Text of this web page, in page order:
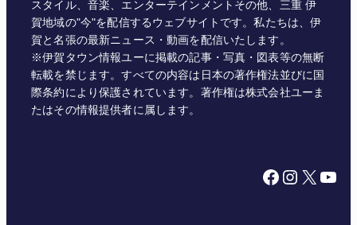
スタイル、音楽、エンターテインメントその他、三重 伊
賀地域の"今"を配信するウェブサイトです。私たちは、伊
賀と名張の最新ニュース・動画を配信いたします。
※伊賀タウン情報ユーに掲載の記事・写真・図表等の無断
転載を禁じます。すべての内容は日本の著作権法並びに国
際条約により保護されています。著作権は株式会社ユーま
たはその情報提供者に属します。
Facebook Instagram X YouTube